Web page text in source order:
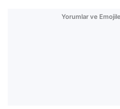
Yorumlar ve